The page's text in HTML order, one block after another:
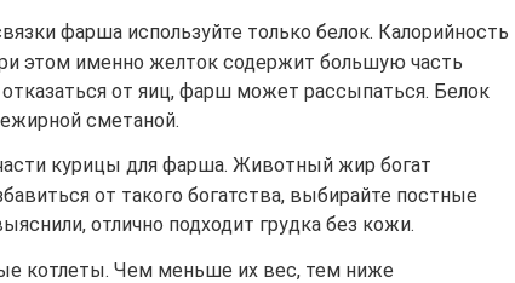
фарша используйте только белок. Калорийность
этом именно желток содержит большую часть
от яиц, фарш может рассыпаться. Белок
сметаной.
курицы для фарша. Животный жир богат
от такого богатства, выбирайте постные
отлично подходит грудка без кожи.
котлеты. Чем меньше их вес, тем ниже